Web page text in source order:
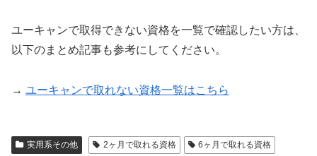
ユーキャンで取得できない資格を一覧で確認したい方は、
以下のまとめ記事も参考にしてください。
→ ユーキャンで取れない資格一覧はこちら
実用系その他 2ヶ月で取れる資格
6ヶ月で取れる資格